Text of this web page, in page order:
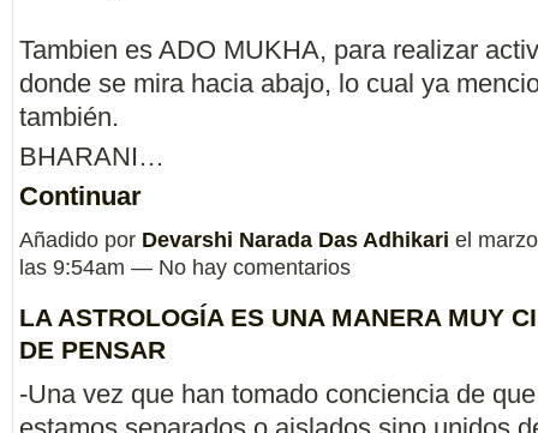
Tambien es ADO MUKHA, para realizar
donde se mira hacia abajo, lo cual ya
también.
BHARANI…
Continuar
Añadido por Devarshi Narada Das Adhikari el
las 9:54am — No hay comentarios
LA ASTROLOGÍA ES UNA MANERA MUY
DE PENSAR
-Una vez que han tomado conciencia de